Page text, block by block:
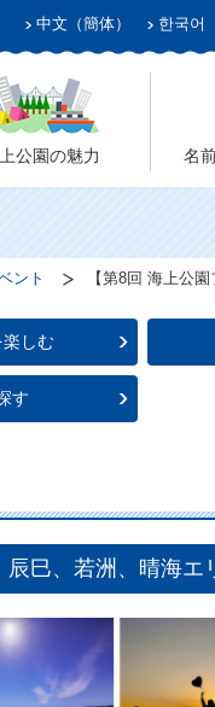
中文（簡体） 한국어
公園の魅力 名
ント 【第8回 海上公
しむ
す
辰巳、若洲、晴海エ